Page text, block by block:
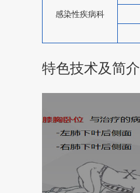
感染性疾病科
特色技术及简介